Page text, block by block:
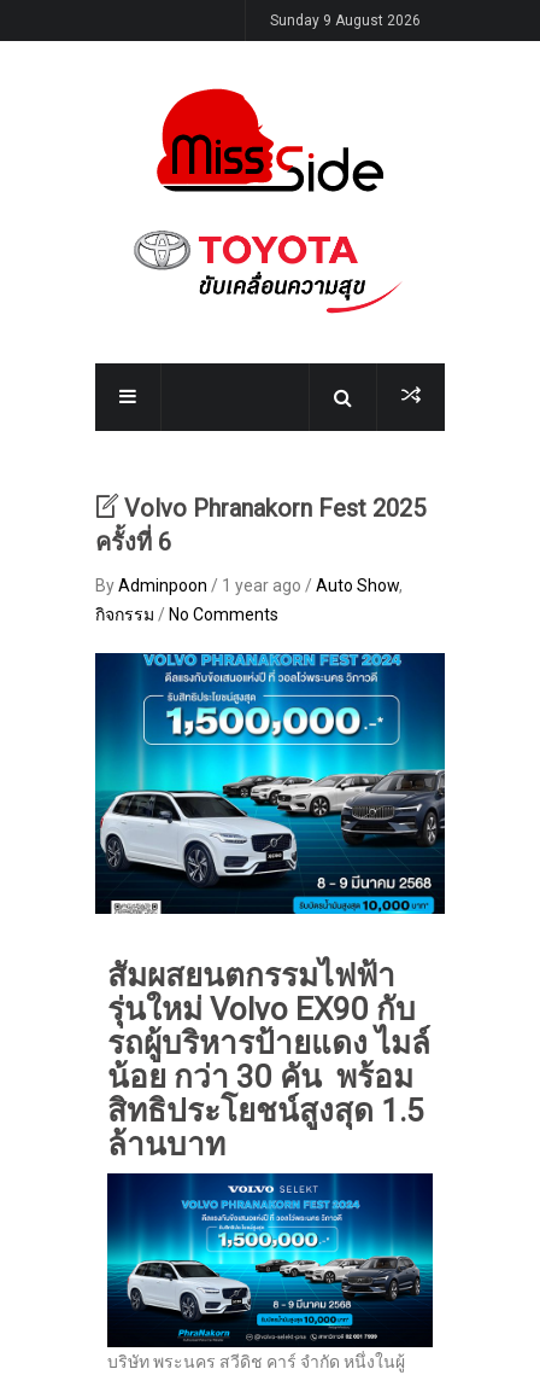
Sunday 9 August 2026
Volvo Phranakorn Fest 2025
ครั้งที่ 6
ByAdminpoon / 1 year ago /Auto Show,
กิจกรรม / No Comments
สัมผสยนตกรรมไฟฟ้า
รุ่นใหม่ Volvo EX90 กับ
รถผู้บริหารป้ายแดง ไมล์
น้อย กว่า 30 คัน พร้อม
สิทธิประโยชน์สูงสุด 1.5
ล้านบาท
บริษัท พระนคร สวีดิช คาร์ จำกัด หนึ่งในผู้